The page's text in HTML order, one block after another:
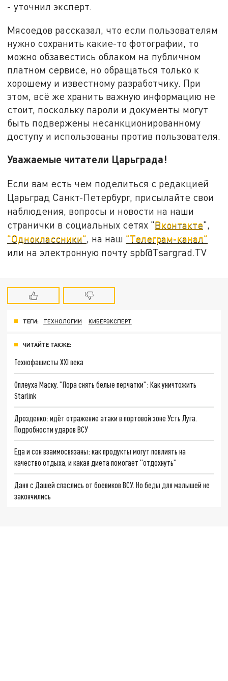
- уточнил эксперт.
Мясоедов рассказал, что если пользователям
нужно сохранить какие-то фотографии, то
можно обзавестись облаком на публичном
платном сервисе, но обращаться только к
хорошему и известному разработчику. При
этом, всё же хранить важную информацию не
стоит, поскольку пароли и документы могут
быть подвержены несанкционированному
доступу и использованы против пользователя.
Уважаемые читатели Царьграда!
Если вам есть чем поделиться с редакцией
Царьград Санкт-Петербург, присылайте свои
наблюдения, вопросы и новости на наши
странички в социальных сетях "Вконтакте",
"Одноклассники", на наш "Телеграм-канал"
или на электронную почту spb@Tsargrad.TV
ТЕГИ: ТЕХНОЛОГИИ КИБЕРЭКСПЕРТ
ЧИТАЙТЕ ТАКЖЕ:
Технофашисты XXI века
Оплеуха Маску. "Пора снять белые перчатки": Как уничтожить
Starlink
Дрозденко: идёт отражение атаки в портовой зоне Усть Луга.
Подробности ударов ВСУ
Еда и сон взаимосвязаны: как продукты могут повлиять на
качество отдыха, и какая диета помогает "отдохнуть"
Даня с Дашей спаслись от боевиков ВСУ. Но беды для малышей не
закончились